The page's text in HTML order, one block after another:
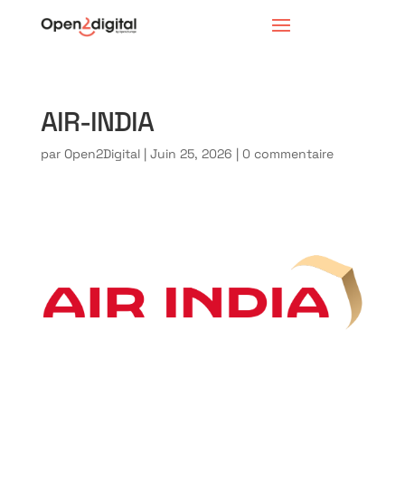
AIR-INDIA
par Open2Digital| Juin 25, 2026 | 0 commentaire